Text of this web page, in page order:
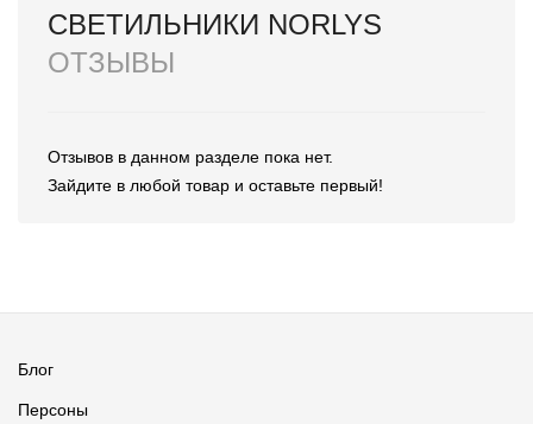
СВЕТИЛЬНИКИ NORLYS
ОТЗЫВЫ
Отзывов в данном разделе пока нет.
Зайдите в любой товар и оставьте первый!
Блог
Персоны